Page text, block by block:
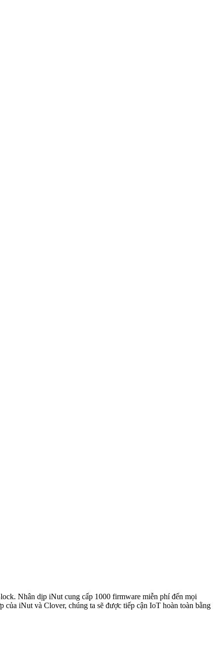
Nhân dịp iNut cung cấp 1000 firmware miễn phí đến mọi
iNut và Clover, chúng ta sẽ được tiếp cận IoT hoàn toàn bằng